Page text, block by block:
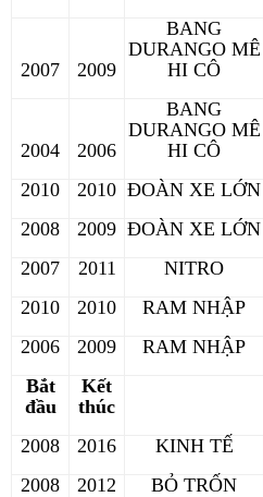
2007 2009
BANG
DURANGO MÊ
HI CÔ
2004 2006
BANG
DURANGO MÊ
HI CÔ
2010
2010 ĐOÀN XE LỚN
2008
2009 ĐOÀN XE LỚN
2007
2011 NITRO
2010
2010 RAM NHẬP
2006
2009 RAM NHẬP
Bắt
đầu
Kết
thúc
2008
2016 KINH TẾ
2008
2012 BỎ TRỐN